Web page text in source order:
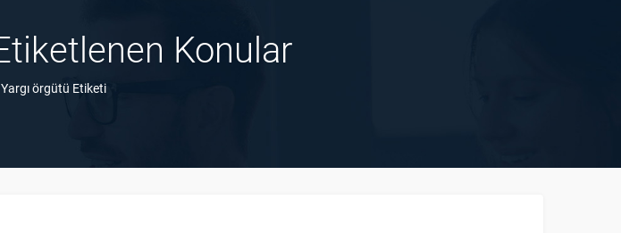
Konular
Yargı örgütü Etiketi